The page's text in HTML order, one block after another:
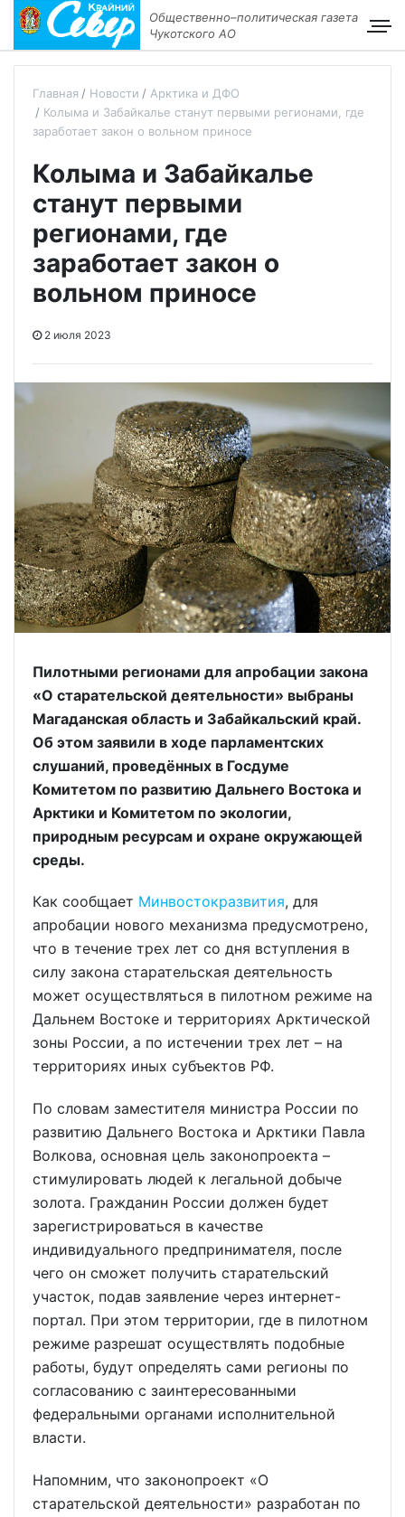
Общественно–политическая газета
Чукотского АО
Главная Новости
Арктика и ДФО
Колыма и Забайкалье станут первыми регионами, где
заработает закон о вольном приносе
Колыма и Забайкалье
станут первыми
регионами, где
заработает закон о
вольном приносе
2 июля 2023
Пилотными регионами для апробации закона
«О старательской деятельности» выбраны
Магаданская область и Забайкальский край.
Об этом заявили в ходе парламентских
слушаний, проведённых в Госдуме
Комитетом по развитию Дальнего Востока и
Арктики и Комитетом по экологии,
природным ресурсам и охране окружающей
среды.
Как сообщает Минвостокразвития, для
апробации нового механизма предусмотрено,
что в течение трех лет со дня вступления в
силу закона старательская деятельность
может осуществляться в пилотном режиме на
Дальнем Востоке и территориях Арктической
зоны России, а по истечении трех лет – на
территориях иных субъектов РФ.
По словам заместителя министра России по
развитию Дальнего Востока и Арктики Павла
Волкова, основная цель законопроекта –
стимулировать людей к легальной добыче
золота. Гражданин России должен будет
зарегистрироваться в качестве
индивидуального предпринимателя, после
чего он сможет получить старательский
участок, подав заявление через интернет-
портал. При этом территории, где в пилотном
режиме разрешат осуществлять подобные
работы, будут определять сами регионы по
согласованию с заинтересованными
федеральными органами исполнительной
власти.
Напомним, что законопроект «О
старательской деятельности» разработан по